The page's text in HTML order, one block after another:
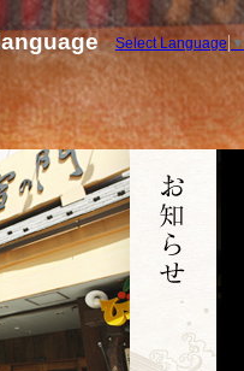
language Select Language ▼